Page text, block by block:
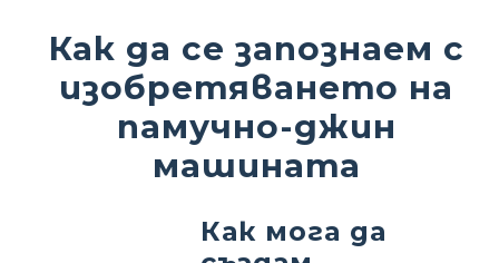
Как да се запознаем с
изобретяването на
памучно-джин
машината
Как мога да